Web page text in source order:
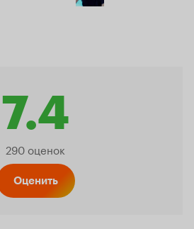
7.4
Рейтинг
290 оценок
Оценить